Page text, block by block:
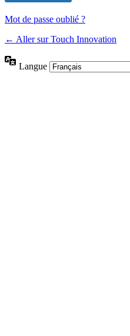
Mot de passe oublié ?
← Aller sur Touch Innovation
Langue